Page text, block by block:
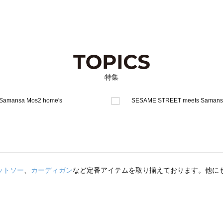
特集
トソー カーディガンなど定番アイテムを取り揃えております。他に